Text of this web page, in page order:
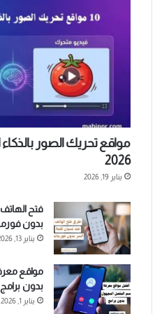
مواقع تحريك الصور
2026
يناير 19, 2026
فتح
بدون فورمات
يناير 13, 2026
مواقع
بدون برامج
يناير 1, 2026